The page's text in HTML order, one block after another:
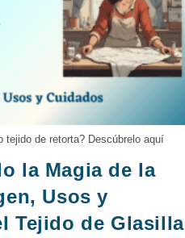
tejido de retorta? Descúbrelo aquí
la Magia de la
Usos y
Tejido de Glasilla